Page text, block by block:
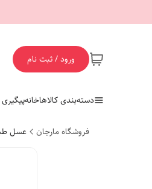
ورود / ثبت نام
دسته‌بندی کالاهاخانه
فروشگاه مارجان عسل